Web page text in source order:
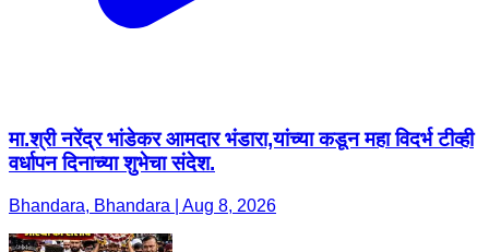
मा.श्री नरेंद्र भांडेकर आमदार भंडारा,यांच्या कडून महा विदर्भ टीव्ही
वर्धापन दिनाच्या शुभेचा संदेश.
Bhandara, Bhandara | Aug 8, 2026